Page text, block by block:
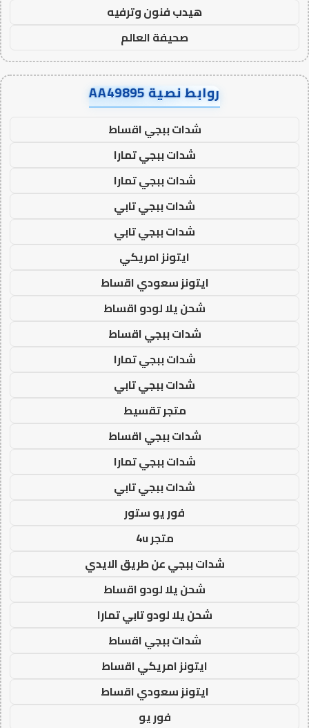
هيدب فنون وترفيه
صحيفة العالم
روابط نصية AA49895
شدات ببجي اقساط
شدات ببجي تمارا
شدات ببجي تمارا
شدات ببجي تابي
شدات ببجي تابي
ايتونز امريكي
ايتونز سعودي اقساط
شحن يلا لودو اقساط
شدات ببجي اقساط
شدات ببجي تمارا
شدات ببجي تابي
متجر تقسيط
شدات ببجي اقساط
شدات ببجي تمارا
شدات ببجي تابي
فور يو ستور
متجر 4u
شدات ببجي عن طريق الايدي
شحن يلا لودو اقساط
شحن يلا لودو تابي تمارا
شدات ببجي اقساط
ايتونز امريكي اقساط
ايتونز سعودي اقساط
فور يو